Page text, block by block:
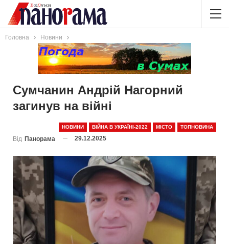
Головна Новини
Сумчанин Андрій Нагорний
загинув на війні
НОВИНИ ВІЙНА В УКРАЇНІ-2022 МІСТО ТОПНОВИНА
Від Панорама 29.12.2025